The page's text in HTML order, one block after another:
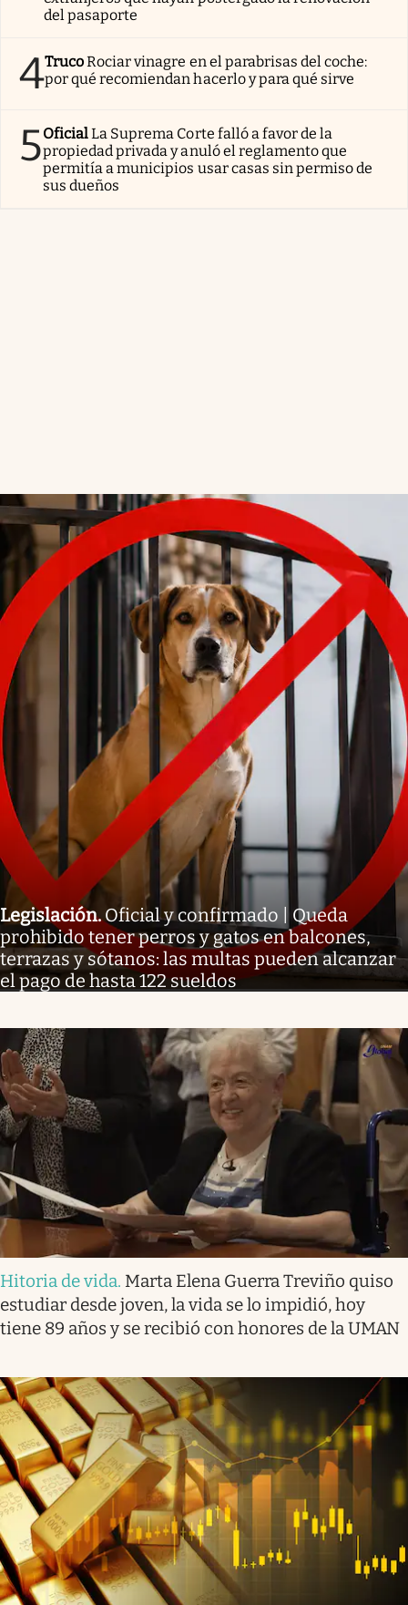
del pasaporte
4TrucoRociar vinagre en el parabrisas del coche:
por qué recomiendan hacerlo y para qué sirve
5OficialLa Suprema Corte falló a favor de la
propiedad privada y anuló el reglamento que
permitía a municipios usar casas sin permiso de
sus dueños
Legislación.Oficial y confirmado | Queda
prohibido tener perros y gatos en balcones,
terrazas y sótanos: las multas pueden alcanzar
el pago de hasta 122 sueldos
Hitoria de vida. Marta Elena Guerra Treviño quiso
estudiar desde joven, la vida se lo impidió, hoy
tiene 89 años y se recibió con honores de la UMAN